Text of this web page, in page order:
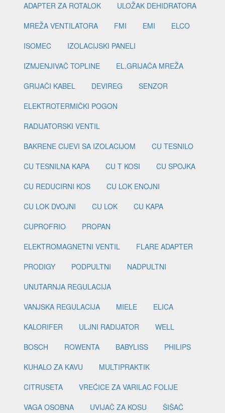
ADAPTER ZA ROTALOK
ULOŽAK DEHIDRATORA
MREŽA VENTILATORA
FMI EMI
ELCO
ISOMEC
IZOLACIJSKI PANELI
IZMJENJIVAČ TOPLINE
EL.GRIJAČA MREŽA
GRIJAČI KABEL
DEVIREG
SENZOR
ELEKTROTERMIČKI POGON
RADIJATORSKI VENTIL
BAKRENE CIJEVI SA IZOLACIJOM
CU TESNILO
CU TESNILNA KAPA
CU T KOSI
CU SPOJKA
CU REDUCIRNI KOS
CU LOK ENOJNI
CU LOK DVOJNI
CU LOK
CU KAPA
CUPROFRIO
PROPAN
ELEKTROMAGNETNI VENTIL
FLARE ADAPTER
PRODIGY
PODPULTNI
NADPULTNI
UNUTARNJA REGULACIJA
VANJSKA REGULACIJA
MIELE
ELICA
KALORIFER
ULJNI RADIJATOR
WELL
BOSCH
ROWENTA BABYLISS
PHILIPS
KUHALO ZA KAVU
MULTIPRAKTIK
CITRUSETA
VREĆICE ZA VARILAC FOLIJE
VAGA OSOBNA
UVIJAČ ZA KOSU
ŠIŠAČ